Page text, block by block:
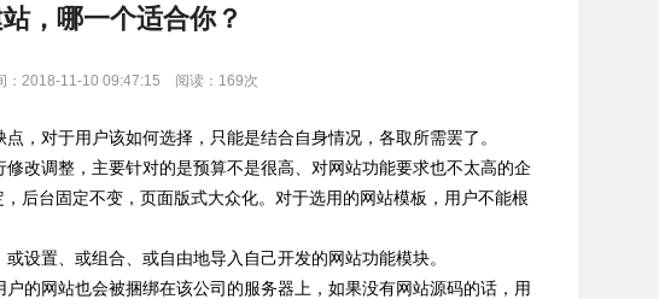
，哪一个适合你？
2018-11-10 09:47:15 阅读： 169次
，对于用户该如何选择，只能是结合自身情况，各取所需罢了。
改调整，主要针对的是预算不是很高、对网站功能要求也不太高的企
后台固定不变，页面版式大众化。对于选用的网站模板，用户不能根
设置、或组合、或自由地导入自己开发的网站功能模块。
的网站也会被捆绑在该公司的服务器上，如果没有网站源码的话，用